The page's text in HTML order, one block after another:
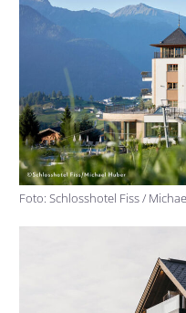
Foto: Schlosshotel Fiss /